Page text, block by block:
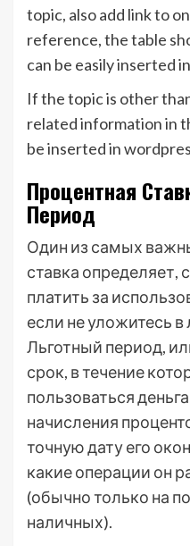
topic, also add link to
reference, the table
can be easily inserted
If the topic is other
related information in
be inserted in
Процентная
Период
Один из самых
ставка определяет,
платить за
если не уложитесь
Льготный период,
срок, в течение
пользоваться
начисления
точную дату его
какие операции он
(обычно только на
наличных).